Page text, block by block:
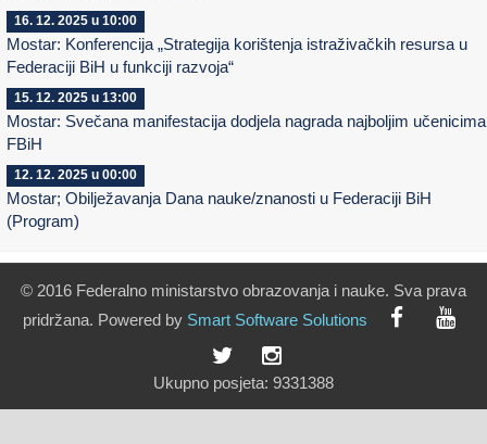
16. 12. 2025 u 10:00
Mostar: Konferencija „Strategija korištenja istraživačkih resursa u
Federaciji BiH u funkciji razvoja“
15. 12. 2025 u 13:00
Mostar: Svečana manifestacija dodjela nagrada najboljim
FBiH
12. 12. 2025 u 00:00
Mostar; Obilježavanja Dana nauke/znanosti u Federaciji BiH
(Program)
© 2016 Federalno ministarstvo obrazovanja i nauke. Sva prava
pridržana. Powered by Smart Software Solutions
Ukupno posjeta: 9331388